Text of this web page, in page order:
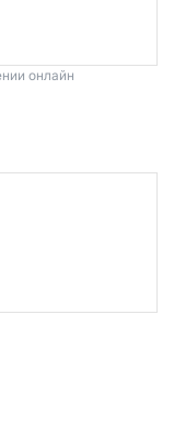
онлайн